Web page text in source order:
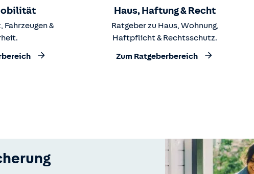
Fahrzeugen &
Haus, Haftung & Recht
Ratgeber zu Haus, Wohnung,
Haftpflicht & Rechtsschutz.
Zum Ratgeberbereich